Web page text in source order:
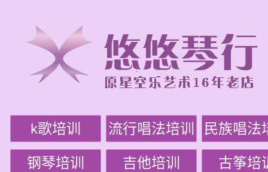
k歌培训 流行唱法培训 民族唱法
钢琴培训 吉他培训 古筝培